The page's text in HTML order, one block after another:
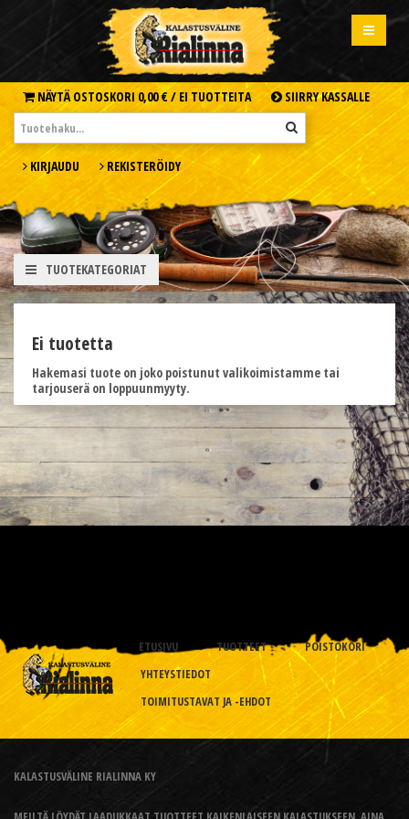
NÄYTÄ OSTOSKORI 0,00 € / EI TUOTTEITA SIIRRY KASSALLE
KIRJAUDU REKISTERÖIDY
TUOTEKATEGORIAT
Ei tuotetta
Hakemasi tuote on joko poistunut valikoimistamme tai
tarjouserä on loppuunmyyty.
ETUSIVU TUOTTEET
POISTOKORI
YHTEYSTIEDOT
TOIMITUSTAVAT JA -EHDOT
KALASTUSVÄLINE RIALINNA KY